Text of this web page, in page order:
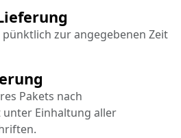
zur angegebenen Zeit
Pakets nach
Einhaltung aller